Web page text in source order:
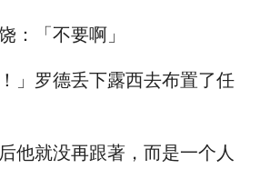
：「不要啊」
！」罗德丢下露西去布置了任
他就没再跟著，而是一个人